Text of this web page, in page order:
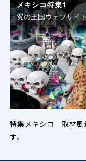
メキシコ特集1
翼の王国ウェブサイ
特集メキシコ 取材風
す。